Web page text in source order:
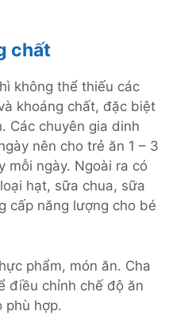
chất
không thể thiếu các
khoáng chất, đặc biệt
Các chuyên gia dinh
nên cho trẻ ăn 1 – 3
mỗi ngày. Ngoài ra có
hạt, sữa chua, sữa
cấp năng lượng cho bé
phẩm, món ăn. Cha
điều chỉnh chế độ ăn
phù hợp.